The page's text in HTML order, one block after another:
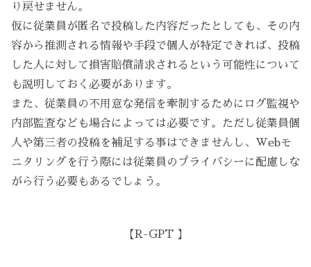
り戻せません。
仮に従業員が匿名で投稿した内容だったとしても、その内
容から推測される情報や手段で個人が特定できれば、投稿
した人に対して損害賠償請求されるという可能性について
も説明しておく必要があります。
また、従業員の不用意な発信を牽制するためにログ監視や
内部監査なども場合によっては必要です。ただし従業員個
人や第三者の投稿を補足する事はできませんし、Webモ
ニタリングを行う際には従業員のプライバシーに配慮しな
がら行う必要もあるでしょう。
【R-GPT 】